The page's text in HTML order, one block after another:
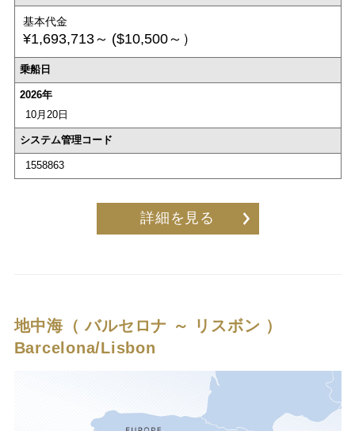
基本代金
¥1,693,713～ ($10,500～）
乗船日
2026年
10月20日
システム管理コード
1558863
詳細を見る
地中海（ バルセロナ ～ リスボン ）
Barcelona/Lisbon